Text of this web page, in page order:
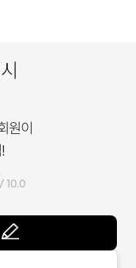
원이
/ 10.0